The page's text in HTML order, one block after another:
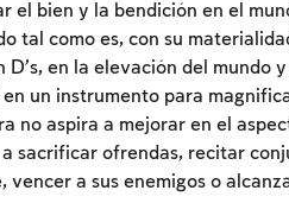
el bien y la bendición en el
tal como es, con su
en la elevación del mundo y
un instrumento para
no aspira a mejorar en el
sacrificar ofrendas, recitar
a sus enemigos o